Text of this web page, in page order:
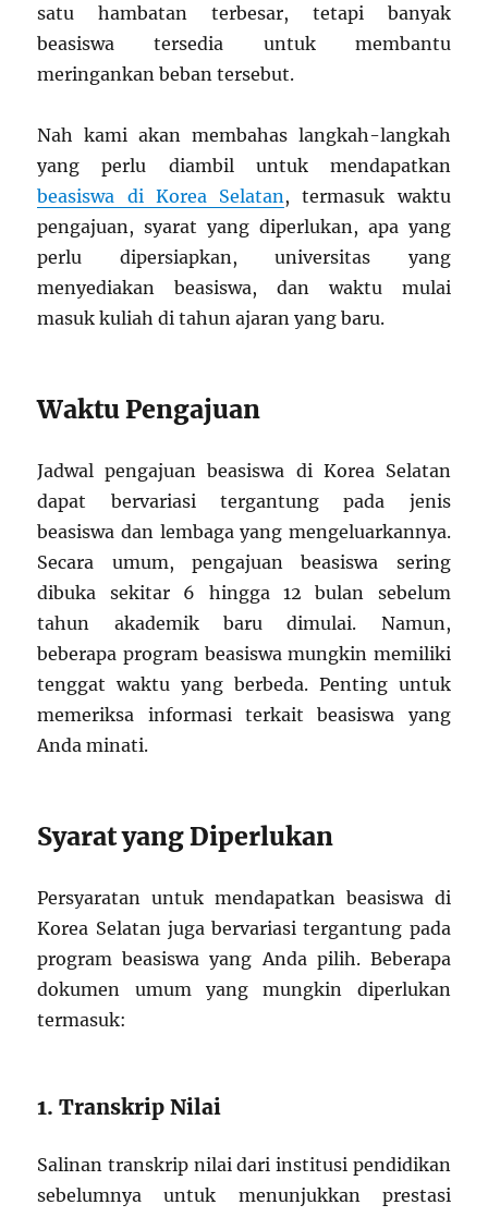
satu hambatan terbesar, tetapi banyak
beasiswa tersedia untuk membantu
meringankan beban tersebut.
Nah kami akan membahas langkah-langkah
yang perlu diambil untuk mendapatkan
beasiswa di Korea Selatan , termasuk waktu
pengajuan, syarat yang diperlukan, apa yang
perlu dipersiapkan, universitas yang
menyediakan beasiswa, dan waktu mulai
masuk kuliah di tahun ajaran yang baru.
Waktu Pengajuan
Jadwal pengajuan beasiswa di Korea Selatan
dapat bervariasi tergantung pada jenis
beasiswa dan lembaga yang mengeluarkannya.
Secara umum, pengajuan beasiswa sering
dibuka sekitar 6 hingga 12 bulan sebelum
tahun akademik baru dimulai. Namun,
beberapa program beasiswa mungkin memiliki
tenggat waktu yang berbeda. Penting untuk
memeriksa informasi terkait beasiswa yang
Anda minati.
Syarat yang Diperlukan
Persyaratan untuk mendapatkan beasiswa di
Korea Selatan juga bervariasi tergantung pada
program beasiswa yang Anda pilih. Beberapa
dokumen umum yang mungkin diperlukan
termasuk:
1. Transkrip Nilai
Salinan transkrip nilai dari institusi pendidikan
sebelumnya untuk menunjukkan prestasi